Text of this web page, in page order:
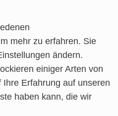
mehr zu erfahren. Sie
ändern.
einiger Arten von
Erfahrung auf unseren
haben kann, die wir